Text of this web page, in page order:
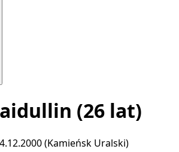
(26 lat)
(Kamieńsk Uralski)